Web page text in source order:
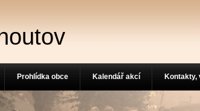
Prohlídka obce Kalendář akcí Kontakty,